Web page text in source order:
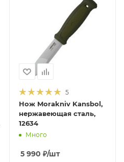
5
Нож Morakniv Kansbol,
нержавеющая сталь,
12634
Много
5 990 ₽/шт